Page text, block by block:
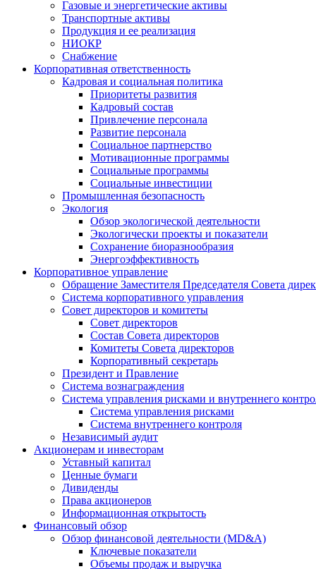
Газовые и энергетические активы
Транспортные активы
Продукция и ее реализация
НИОКР
Снабжение
Корпоративная ответственность
Кадровая и социальная политика
Приоритеты развития
Кадровый состав
Привлечение персонала
Развитие персонала
Социальное партнерство
Мотивационные программы
Социальные программы
Социальные инвестиции
Промышленная безопасность
Экология
Обзор экологической деятельности
Экологически проекты и показатели
Сохранение биоразнообразия
Энергоэффективность
Корпоративное управление
Обращение Заместителя Председателя Совета
Система корпоративного управления
Совет директоров и комитеты
Совет директоров
Состав Совета директоров
Комитеты Совета директоров
Корпоративный секретарь
Президент и Правление
Система вознаграждения
Система управления рисками и внутреннего
Система управления рисками
Система внутреннего контроля
Независимый аудит
Акционерам и инвесторам
Уставный капитал
Ценные бумаги
Дивиденды
Права акционеров
Информационная открытость
Финансовый обзор
Обзор финансовой деятельности (MD&A)
Ключевые показатели
Объемы продаж и выручка